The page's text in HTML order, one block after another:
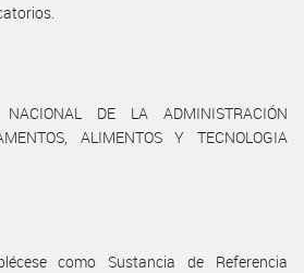
NACIONAL DE LA ADMINISTRACIÓN
ALIMENTOS Y TECNOLOGIA
como Sustancia de Referencia